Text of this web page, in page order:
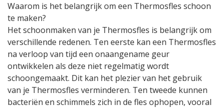
Waarom is het belangrijk om een Thermosfles schoon
te maken?
Het schoonmaken van je Thermosfles is belangrijk om
verschillende redenen. Ten eerste kan een Thermosfles
na verloop van tijd een onaangename geur
ontwikkelen als deze niet regelmatig wordt
schoongemaakt. Dit kan het plezier van het gebruik
van je Thermosfles verminderen. Ten tweede kunnen
bacteriën en schimmels zich in de fles ophopen, vooral